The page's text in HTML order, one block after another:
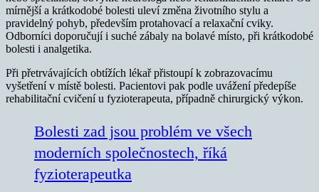
mírnější a krátkodobé bolesti uleví změna životního stylu a
pravidelný pohyb, především protahovací a relaxační cviky.
Odborníci doporučují i suché zábaly na bolavé místo, při krátkodobé
bolesti i analgetika.
Při přetrvávajících obtížích lékař přistoupí k zobrazovacímu
vyšetření v místě bolesti. Pacientovi pak podle uvážení předepíše
rehabilitační cvičení u fyzioterapeuta, případně chirurgický výkon.
Bolesti zad jsou problém ve všech
moderních společnostech, říká
fyzioterapeutka